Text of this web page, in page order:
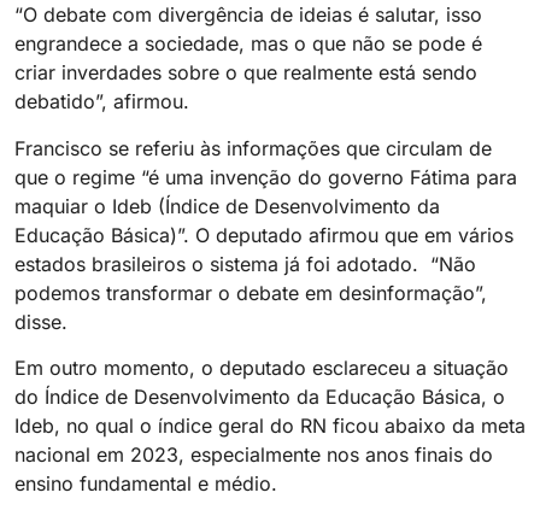
“O debate com divergência de ideias é salutar, isso
engrandece a sociedade, mas o que não se pode é
criar inverdades sobre o que realmente está sendo
debatido”, afirmou.
Francisco se referiu às informações que circulam de
que o regime “é uma invenção do governo Fátima para
maquiar o Ideb (Índice de Desenvolvimento da
Educação Básica)”. O deputado afirmou que em vários
estados brasileiros o sistema já foi adotado. “Não
podemos transformar o debate em desinformação”,
disse.
Em outro momento, o deputado esclareceu a situação
do Índice de Desenvolvimento da Educação Básica, o
Ideb, no qual o índice geral do RN ficou abaixo da meta
nacional em 2023, especialmente nos anos finais do
ensino fundamental e médio.